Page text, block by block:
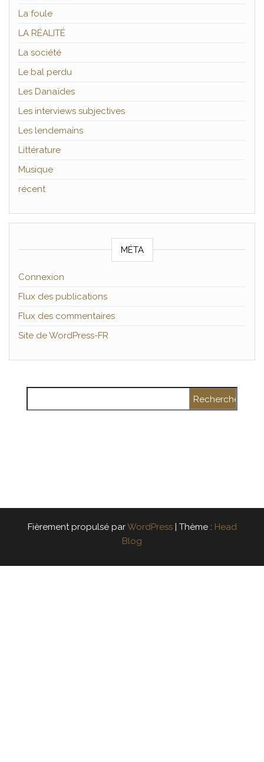
La foule
LA RÉALITÉ
La société
Le bal perdu
Les Danaïdes
Les interviews subjectives
Les lendemains
Littérature
Musique
récent
MÉTA
Connexion
Flux des publications
Flux des commentaires
Site de WordPress-FR
Fièrement propulsé parWordPress | Thème : Head
Blog